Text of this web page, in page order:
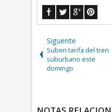
Siguente
Suben tarifa del tren
suburbano este
domingo